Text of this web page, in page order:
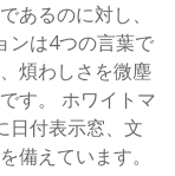
あるのに対し、
ンは4つの言葉で
煩わしさを微塵
す。 ホワイトマ
日付表示窓、文
備えています。